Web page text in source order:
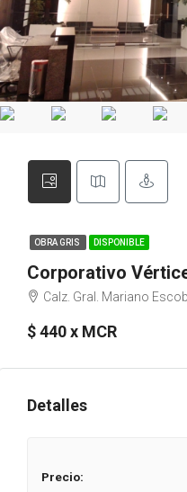
OBRA GRIS DISPONIBLE
Corporativo
Calz. Gral. Mariano Escobedo 218,
$ 440 x MCR
Detalles
Precio: